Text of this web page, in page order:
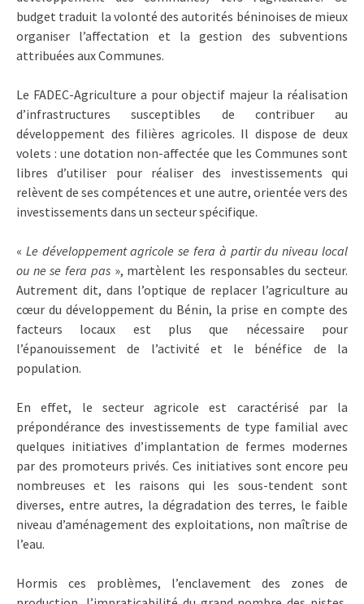
budget traduit la volonté des autorités béninoises de mieux
organiser l’affectation et la gestion des subventions
attribuées aux Communes.
Le FADEC-Agriculture a pour objectif majeur la réalisation
d’infrastructures susceptibles de contribuer au
développement des filières agricoles. Il dispose de deux
volets : une dotation non-affectée que les Communes sont
libres d’utiliser pour réaliser des investissements qui
relèvent de ses compétences et une autre, orientée vers des
investissements dans un secteur spécifique.
« Le développement agricole se fera à partir du niveau local
ou ne se fera pas», martèlent les responsables du secteur.
Autrement dit, dans l’optique de replacer l’agriculture au
cœur du développement du Bénin, la prise en compte des
facteurs locaux est plus que nécessaire pour
l’épanouissement de l’activité et le bénéfice de la
population.
En effet, le secteur agricole est caractérisé par la
prépondérance des investissements de type familial avec
quelques initiatives d’implantation de fermes modernes
par des promoteurs privés. Ces initiatives sont encore peu
nombreuses et les raisons qui les sous-tendent sont
diverses, entre autres, la dégradation des terres, le faible
niveau d’aménagement des exploitations, non maîtrise de
l’eau.
Hormis ces problèmes, l’enclavement des zones de